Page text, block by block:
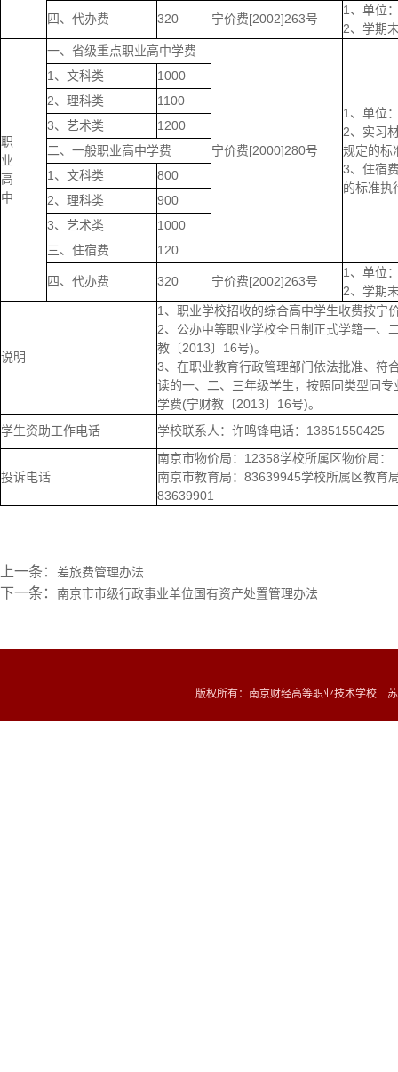
四、代办费 320 宁价费[2002]263号
1、单位
2、学期
职
业
高
中
一、省级重点职业高中学费
宁价费[2000]280号
1、单位
2、实习
规定的标
3、住宿
的标准执
1、文科类
1000
2、理科类
1100
3、艺术类
1200
二、一般职业高中学费
1、文科类
800
2、理科类
900
3、艺术类
1000
三、住宿费
120
四、代办费 320 宁价费[2002]263号
1、单位
2、学期
说明
1、职业学校招收的综合高中学生收费按宁
2、公办中等职业学校全日制正式学籍一、
教〔2013〕16号)。
3、在职业教育行政管理部门依法批准、符
读的一、二、三年级学生，按照同类型同
学费(宁财教〔2013〕16号)。
学生资助工作电话
学校联系人：许鸣锋电话：13851550425
投诉电话
南京市物价局：12358学校所属区物价局：
南京市教育局：83639945学校所属区教育
83639901
上一条： 差旅费管理办法
下一条： 南京市市级行政事业单位国有资产处置管理办法
版权所有：南京财经高等职业技术学校